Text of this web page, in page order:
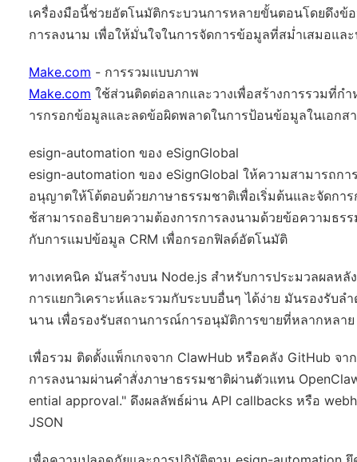
เครื่องมือนี้ช่วยอัตโนมัติกระบวนการหลายขั้นตอนโดยดึงข้
การลงนาม เพื่อให้มั่นใจในการจัดการข้อมูลที่สม่ำเสมอแล
Make.com - การรวมแบบภาพ
Make.com ใช้ส่วนติดต่อลากและวางเพื่อสร้างการรวมที่ก
ารกรอกข้อมูลและลดข้อผิดพลาดในการป้อนข้อมูลในเอกส
esign-automation ของ eSignGlobal
esign-automation ของ eSignGlobal ให้ความสามารถ
อนุญาตให้โต้ตอบด้วยภาษาธรรมชาติเพื่อเริ่มต้นและจัดกา
ช้สามารถอธิบายความต้องการการลงนามด้วยข้อความธร
กับการแมปข้อมูล CRM เพื่อกรอกฟิลด์อัตโนมัติ
ทางเทคนิค มันสร้างบน Node.js สำหรับการประมวลผลห
การแยกวิเคราะห์และรวมกับระบบอื่นๆ ได้ง่าย มันรองรับ
นาน เพื่อรองรับสถานการณ์การอนุมัติการขายที่หลากหลาย
เพื่อรวม ติดตั้งแพ็กเกจจาก ClawHub หรือคลัง GitHub
การลงนามผ่านคำสั่งภาษาธรรมชาติผ่านตัวแทน
ential approval." ดึงผลลัพธ์ผ่าน API callbacks หรือ
JSON